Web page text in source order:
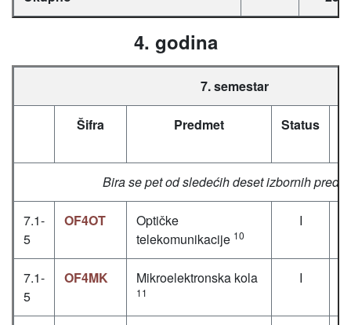
4. godina
7. semestar
Šifra Predmet Status
Bira se pet od sledećih deset izbornih
7.1-
5
OF4OT
Optičke
telekomunikacije 10
I
7.1-
5
OF4MK Mikroelektronska kola
11
I